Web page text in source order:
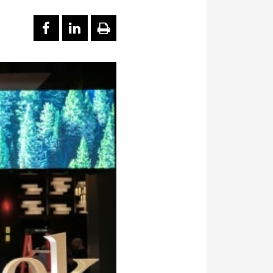
PARTAGER SUR FACEBOOK
PARTAGER SUR
IMPRIMER